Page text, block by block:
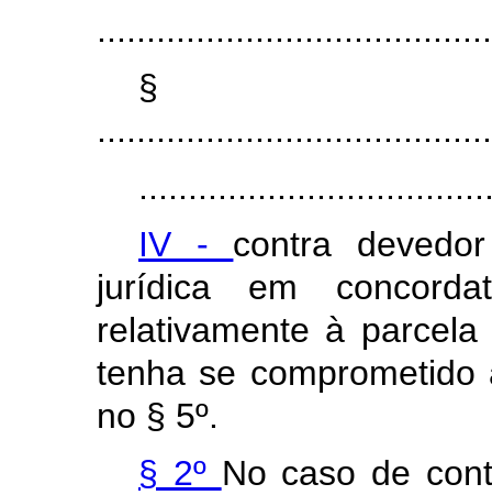
§
IV - contra
jurídica em
relativamente à
tenha se
no § 5º.
§ 2º No caso de